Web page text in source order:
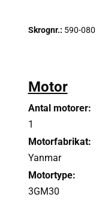
Skrognr.: 590-080
Motor
Antal motorer:
1
Motorfabrikat:
Yanmar
Motortype:
3GM30